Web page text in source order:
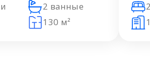
2 ванные
130 м²